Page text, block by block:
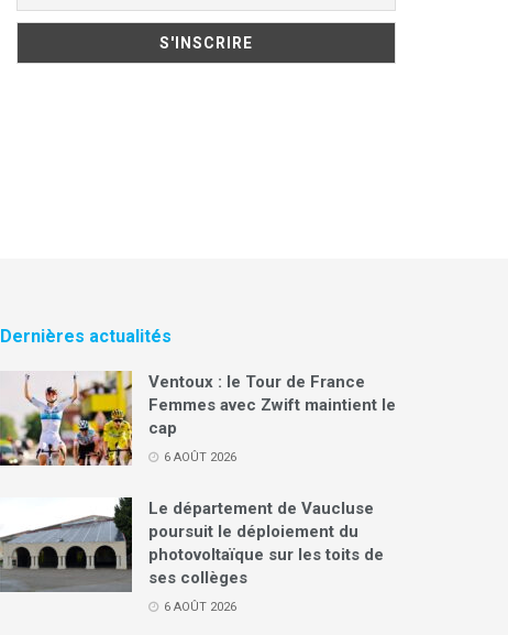
Dernières actualités
Ventoux : le Tour de France
Femmes avec Zwift maintient le
cap
6 AOÛT 2026
Le département de Vaucluse
poursuit le déploiement du
photovoltaïque sur les toits de
ses collèges
6 AOÛT 2026